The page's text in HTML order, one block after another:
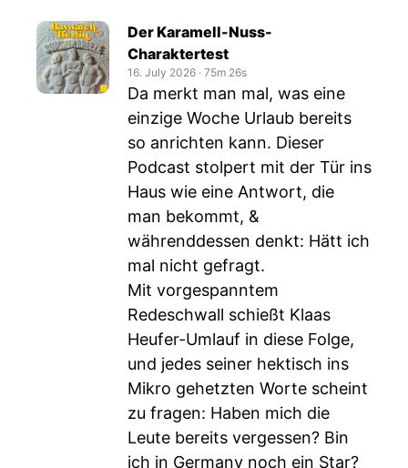
Der Karamell-Nuss-
Charaktertest
16. July 2026 ‧ 75m 26s
Da merkt man mal, was eine
einzige Woche Urlaub bereits
so anrichten kann. Dieser
Podcast stolpert mit der Tür ins
Haus wie eine Antwort, die
man bekommt, &
währenddessen denkt: Hätt ich
mal nicht gefragt.
Mit vorgespanntem
Redeschwall schießt Klaas
Heufer-Umlauf in diese Folge,
und jedes seiner hektisch ins
Mikro gehetzten Worte scheint
zu fragen: Haben mich die
Leute bereits vergessen? Bin
ich in Germany noch ein Star?